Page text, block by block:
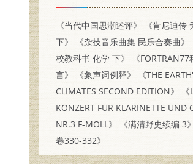
《当代中国思潮述评》
《肯尼迪传
下》
《杂技音乐曲集 民乐合奏曲》
校教科书 化学 下》
《
言》
《象声词例释》
《THE
CLIMATES SECOND EDITION》
KONZERT FUR KLARINETTE UND
NR.3 F-MOLL》
《满清野史续编 3》
卷330-332》